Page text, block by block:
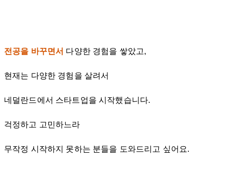
전공을 바꾸면서 다양한 경험을 쌓았고,
현재는 다양한 경험을 살려서
네덜란드에서 스타트업을 시작했습니다.
걱정하고 고민하느라
무작정 시작하지 못하는 분들을 도와드리고 싶어요.